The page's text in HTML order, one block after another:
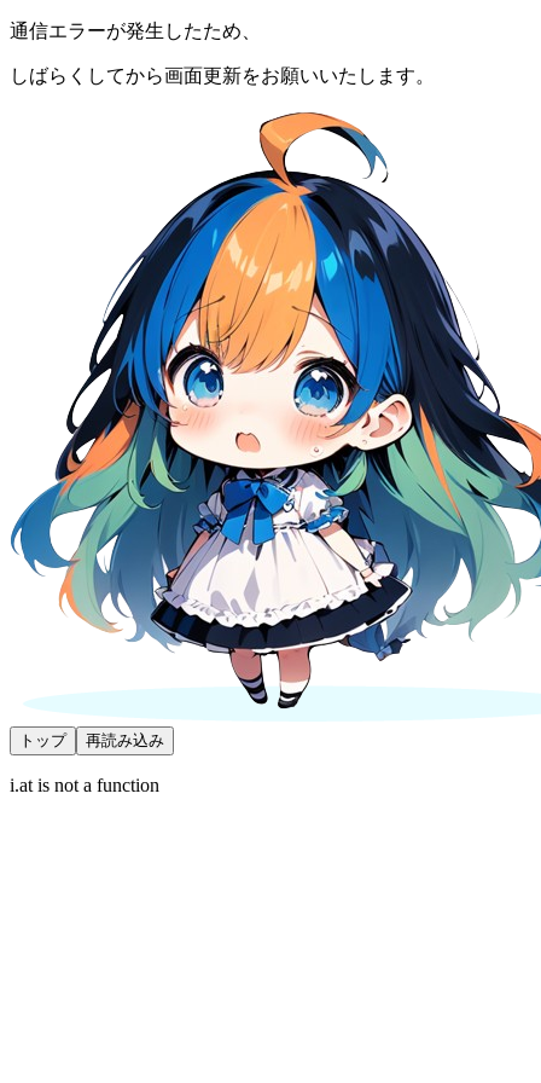
通信エラーが発生したため、
しばらくしてから画面更新をお願いいたします。
トップ 再読み込み
i.at is not a function